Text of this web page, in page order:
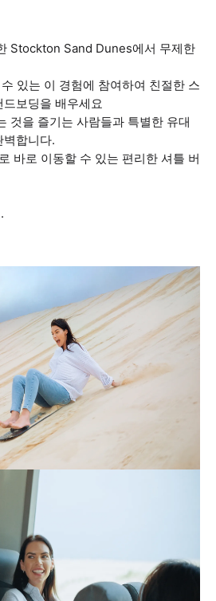
Stockton Sand Dunes에서 무제한
있는 이 경험에 참여하여 친절한 스
보딩을 배우세요
것을 즐기는 사람들과 특별한 유대
벽합니다.
바로 이동할 수 있는 편리한 셔틀 버